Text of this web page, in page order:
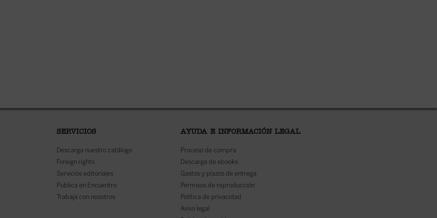
SERVICIOS
Descarga nuestro catálogo
Foreign rights
Servicios editoriales
Publica en Encuentro
Trabaja con nosotros
AYUDA E INFORMACIÓN LEGAL
Proceso de compra
Descarga de ebooks
Gastos y plazos de entrega
Permisos de reproducción
Política de privacidad
Aviso legal